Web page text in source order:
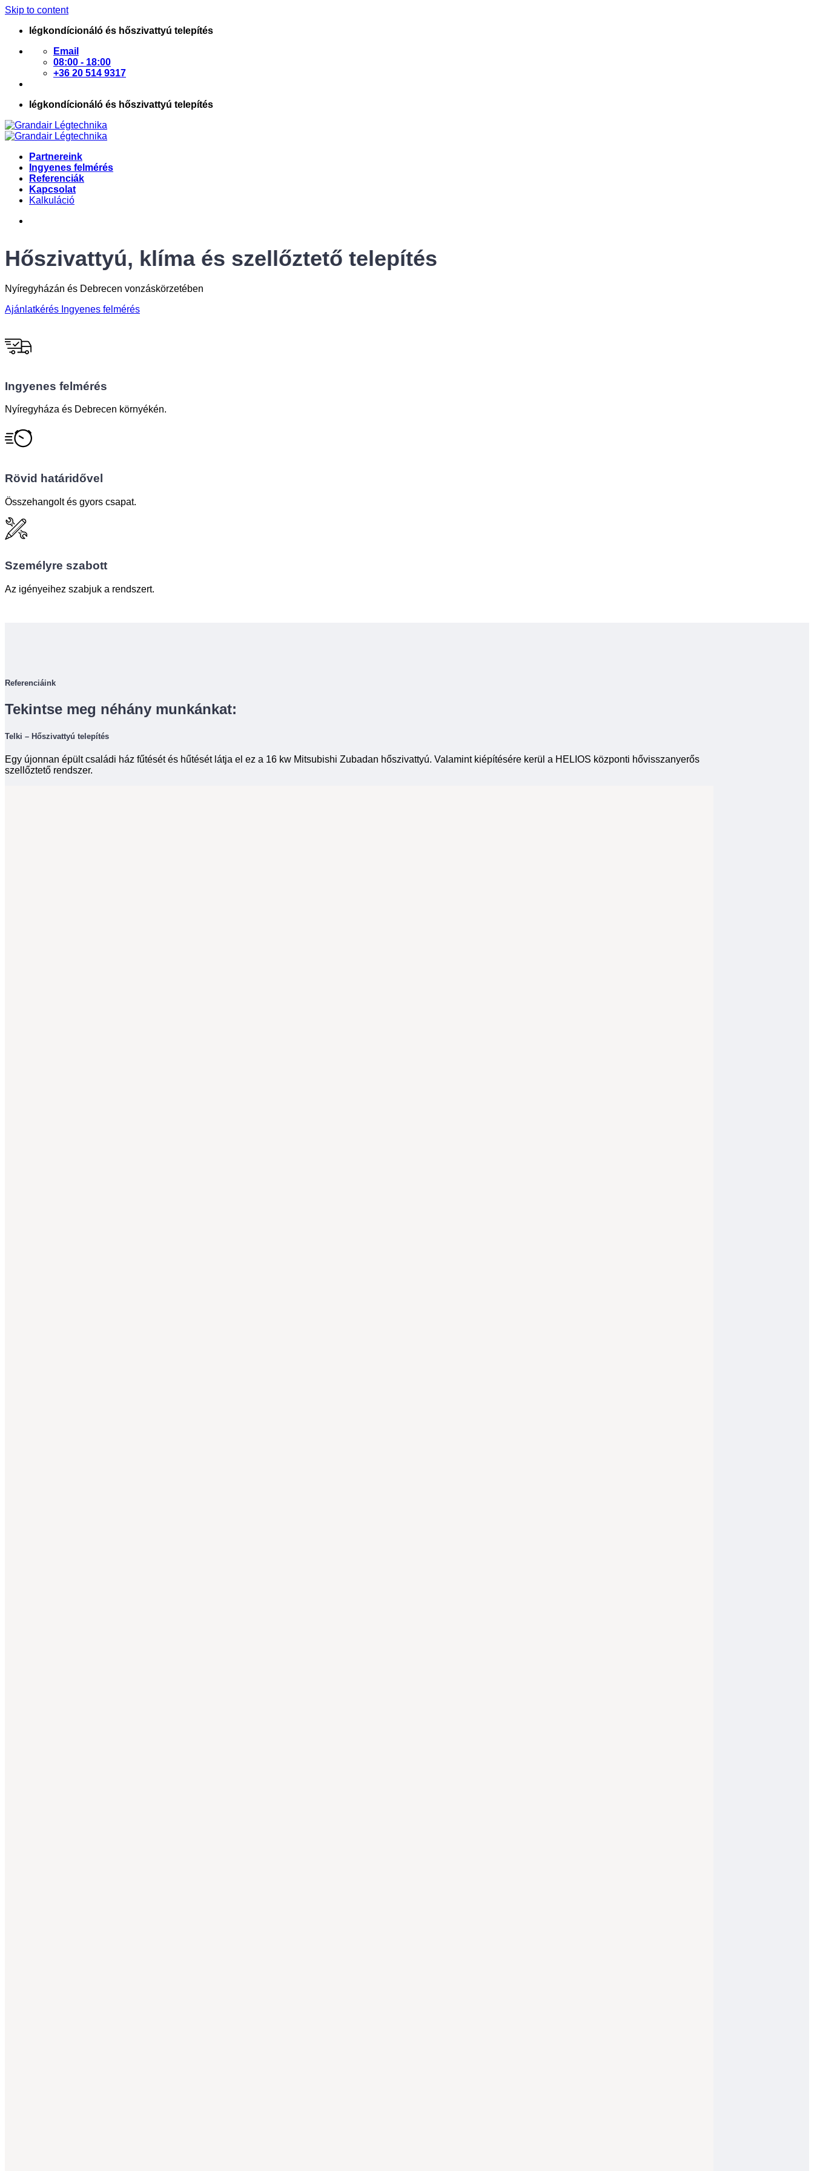
Skip to content
légkondícionáló és hőszivattyú telepítés
Email
08:00 - 18:00
+36 20 514 9317
légkondícionáló és hőszivattyú telepítés
Partnereink
Ingyenes felmérés
Referenciák
Kapcsolat
Kalkuláció
Hőszivattyú, klíma és szellőztető telepítés
Nyíregyházán és Debrecen vonzáskörzetében
Ajánlatkérés Ingyenes felmérés
Ingyenes felmérés
Nyíregyháza és Debrecen környékén.
Rövid határidővel
Összehangolt és gyors csapat.
Személyre szabott
Az igényeihez szabjuk a rendszert.
Referenciáink
Tekintse meg néhány munkánkat:
Telki – Hőszivattyú telepítés
Egy újonnan épült családi ház fűtését és hűtését látja el ez a 16 kw Mitsubishi Zubadan hőszivattyú. Valamint kiépítésére kerül a HELIOS központi hővisszanyerős
szellőztető rendszer.